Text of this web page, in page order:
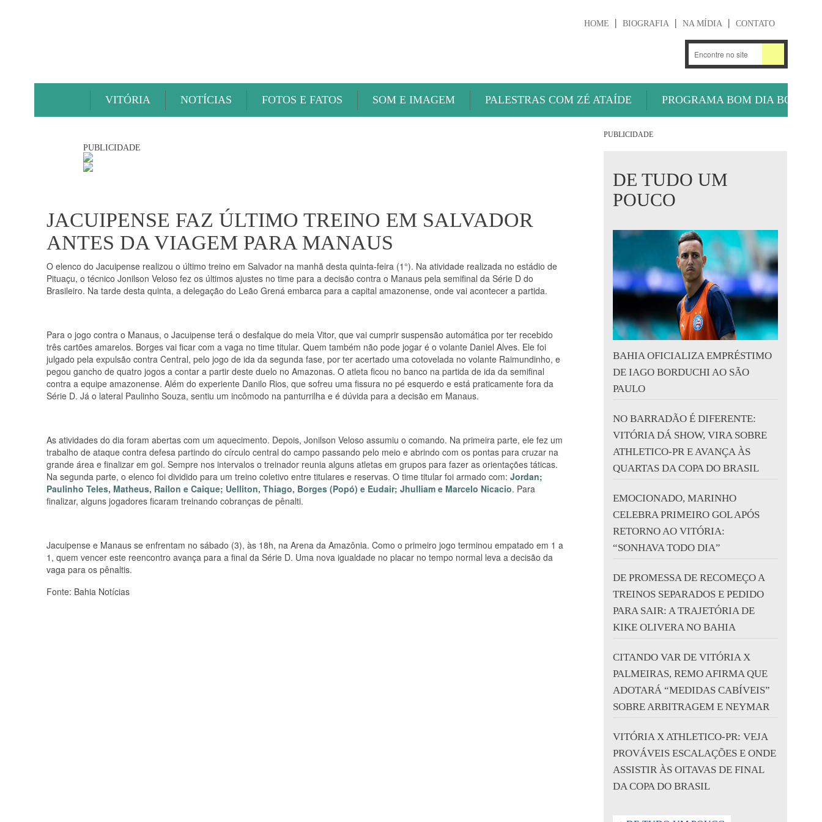
HOME BIOGRAFIA NA MÍDIA CONTATO
VITÓRIA NOTÍCIAS FOTOS E FATOS SOM E IMAGEM PALESTRAS COM ZÉ ATAÍDE PROGRAMA BOM DIA BOLA
PUBLICIDADE
JACUIPENSE FAZ ÚLTIMO TREINO EM SALVADOR
ANTES DA VIAGEM PARA MANAUS
O elenco do Jacuipense realizou o último treino em Salvador na manhã desta quinta-feira (1°). Na atividade realizada no estádio de
Pituaçu, o técnico Jonilson Veloso fez os últimos ajustes no time para a decisão contra o Manaus pela semifinal da Série D do
Brasileiro. Na tarde desta quinta, a delegação do Leão Grená embarca para a capital amazonense, onde vai acontecer a partida.
Para o jogo contra o Manaus, o Jacuipense terá o desfalque do meia Vitor, que vai cumprir suspensão automática por ter recebido
três cartões amarelos. Borges vai ficar com a vaga no time titular. Quem também não pode jogar é o volante Daniel Alves. Ele foi
julgado pela expulsão contra Central, pelo jogo de ida da segunda fase, por ter acertado uma cotovelada no volante Raimundinho, e
pegou gancho de quatro jogos a contar a partir deste duelo no Amazonas. O atleta ficou no banco na partida de ida da semifinal
contra a equipe amazonense. Além do experiente Danilo Rios, que sofreu uma fissura no pé esquerdo e está praticamente fora da
Série D. Já o lateral Paulinho Souza, sentiu um incômodo na panturrilha e é dúvida para a decisão em Manaus.
As atividades do dia foram abertas com um aquecimento. Depois, Jonilson Veloso assumiu o comando. Na primeira parte, ele fez um
trabalho de ataque contra defesa partindo do círculo central do campo passando pelo meio e abrindo com os pontas para cruzar na
grande área e finalizar em gol. Sempre nos intervalos o treinador reunia alguns atletas em grupos para fazer as orientações táticas.
Na segunda parte, o elenco foi dividido para um treino coletivo entre titulares e reservas. O time titular foi armado com: Jordan;
Paulinho Teles, Matheus, Railon e Caique; Uelliton, Thiago, Borges (Popó) e Eudair; Jhulliam e Marcelo Nicacio. Para
finalizar, alguns jogadores ficaram treinando cobranças de pênalti.
Jacuipense e Manaus se enfrentam no sábado (3), às 18h, na Arena da Amazônia. Como o primeiro jogo terminou empatado em 1 a
1, quem vencer este reencontro avança para a final da Série D. Uma nova igualdade no placar no tempo normal leva a decisão da
vaga para os pênaltis.
Fonte: Bahia Notícias
PUBLICIDADE
DE TUDO UM
POUCO
BAHIA OFICIALIZA EMPRÉSTIMO
DE IAGO BORDUCHI AO SÃO
PAULO
NO BARRADÃO É DIFERENTE:
VITÓRIA DÁ SHOW, VIRA SOBRE
ATHLETICO-PR E AVANÇA ÀS
QUARTAS DA COPA DO BRASIL
EMOCIONADO, MARINHO
CELEBRA PRIMEIRO GOL APÓS
RETORNO AO VITÓRIA:
“SONHAVA TODO DIA”
DE PROMESSA DE RECOMEÇO A
TREINOS SEPARADOS E PEDIDO
PARA SAIR: A TRAJETÓRIA DE
KIKE OLIVERA NO BAHIA
CITANDO VAR DE VITÓRIA X
PALMEIRAS, REMO AFIRMA QUE
ADOTARÁ “MEDIDAS CABÍVEIS”
SOBRE ARBITRAGEM E NEYMAR
VITÓRIA X ATHLETICO-PR: VEJA
PROVÁVEIS ESCALAÇÕES E ONDE
ASSISTIR ÀS OITAVAS DE FINAL
DA COPA DO BRASIL